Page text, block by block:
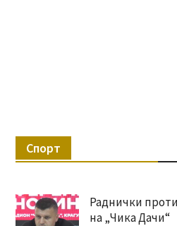
Спорт
Раднички
на „Чика Дачи“